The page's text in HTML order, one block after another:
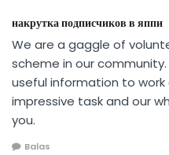
накрутка подписчиков в яппи
We are a gaggle of
scheme in our
useful information to
impressive task and our
you.
Balas